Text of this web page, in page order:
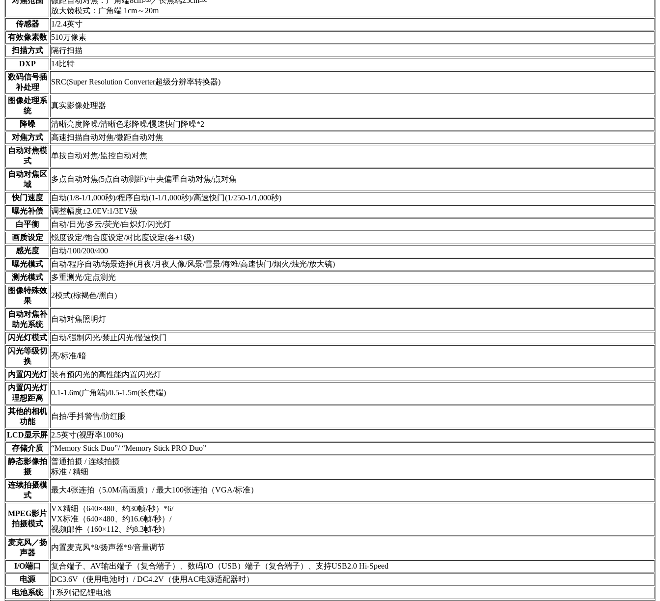
放大镜模式：广角端 1cm～20m
传感器
1/2.4英寸
有效像素数 510万像素
扫描方式
隔行扫描
DXP
14比特
数码信号插
补处理
SRC(Super Resolution Converter超级分辨率转换器)
图像处理系
统
真实影像处理器
降噪
清晰亮度降噪/清晰色彩降噪/慢速快门降噪*2
对焦方式
高速扫描自动对焦/微距自动对焦
自动对焦模
式
单按自动对焦/监控自动对焦
自动对焦区
域
多点自动对焦(5点自动测距)/中央偏重自动对焦/点对焦
快门速度
自动(1/8-1/1,000秒)/程序自动(1-1/1,000秒)/高速快门(1/250-1/1,000秒)
曝光补偿
调整幅度±2.0EV:1/3EV级
白平衡
自动/日光/多云/荧光/白炽灯/闪光灯
画质设定
锐度设定/饱合度设定/对比度设定(各±1级)
感光度
自动/100/200/400
曝光模式
自动/程序自动/场景选择(月夜/月夜人像/风景/雪景/海滩/高速快门/烟火/烛光/放大镜)
测光模式
多重测光/定点测光
图像特殊效
果
2模式(棕褐色/黑白)
自动对焦补
助光系统
自动对焦照明灯
闪光灯模式
自动/强制闪光/禁止闪光/慢速快门
闪光等级切
换
亮/标准/暗
内置闪光灯 装有预闪光的高性能内置闪光灯
内置闪光灯
理想距离
0.1-1.6m(广角端)/0.5-1.5m(长焦端)
其他的相机
功能
自拍/手抖警告/防红眼
LCD显示屏 2.5英寸(视野率100%)
存储介质
“Memory Stick Duo”/ “Memory Stick PRO Duo”
静态影像拍
摄
普通拍摄 / 连续拍摄
标准 / 精细
连续拍摄模
式
最大4张连拍（5.0M/高画质）/ 最大100张连拍（VGA/标准）
MPEG影片
拍摄模式
VX精细（640×480、约30帧/秒）*6/
VX标准（640×480、约16.6帧/秒）/
视频邮件（160×112、约8.3帧/秒）
麦克风／扬
声器
内置麦克风*8/扬声器*9/音量调节
I/O端口
复合端子、AV输出端子（复合端子）、数码I/O（USB）端子（复合端子）、支持USB2.0 Hi-Speed
电源
DC3.6V（使用电池时）/ DC4.2V（使用AC电源适配器时）
电池系统
T系列记忆锂电池